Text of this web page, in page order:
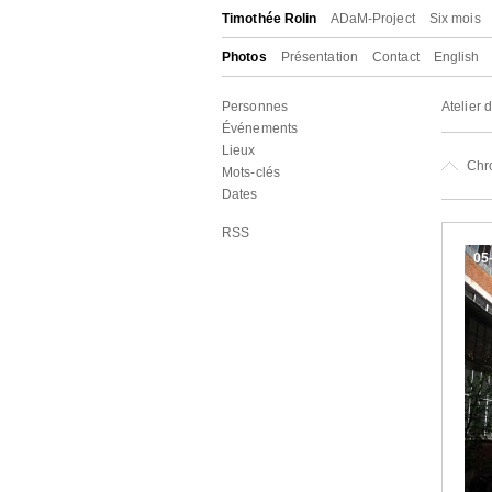
Timothée Rolin ADaM-Project Six mois
Photos Présentation Contact English
Personnes
Événements
Lieux
Mots-clés
Dates
RSS
Atelier